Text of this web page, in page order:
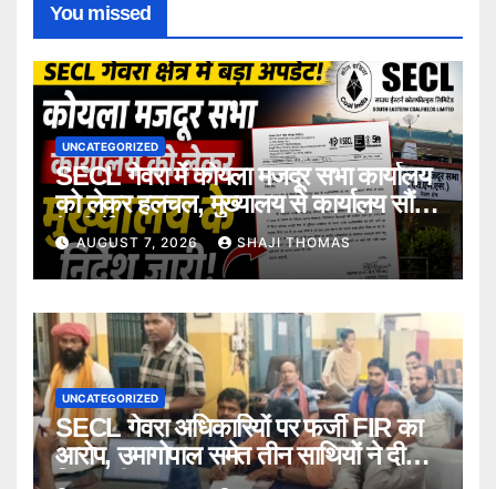
You missed
UNCATEGORIZED
SECL गेवरा में कोयला मजदूर सभा कार्यालय
को लेकर हलचल, मुख्यालय से कार्यालय सौंपने
के निर्देश।
AUGUST 7, 2026 SHAJI THOMAS
UNCATEGORIZED
SECL गेवरा अधिकारियों पर फर्जी FIR का
आरोप, उमागोपाल समेत तीन साथियों ने दी
गिरफ्तारी।